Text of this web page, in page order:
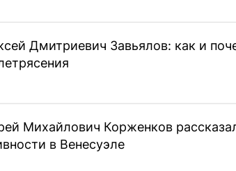
Дмитриевич Завьялов: как и
Михайлович Корженков
в Венесуэле